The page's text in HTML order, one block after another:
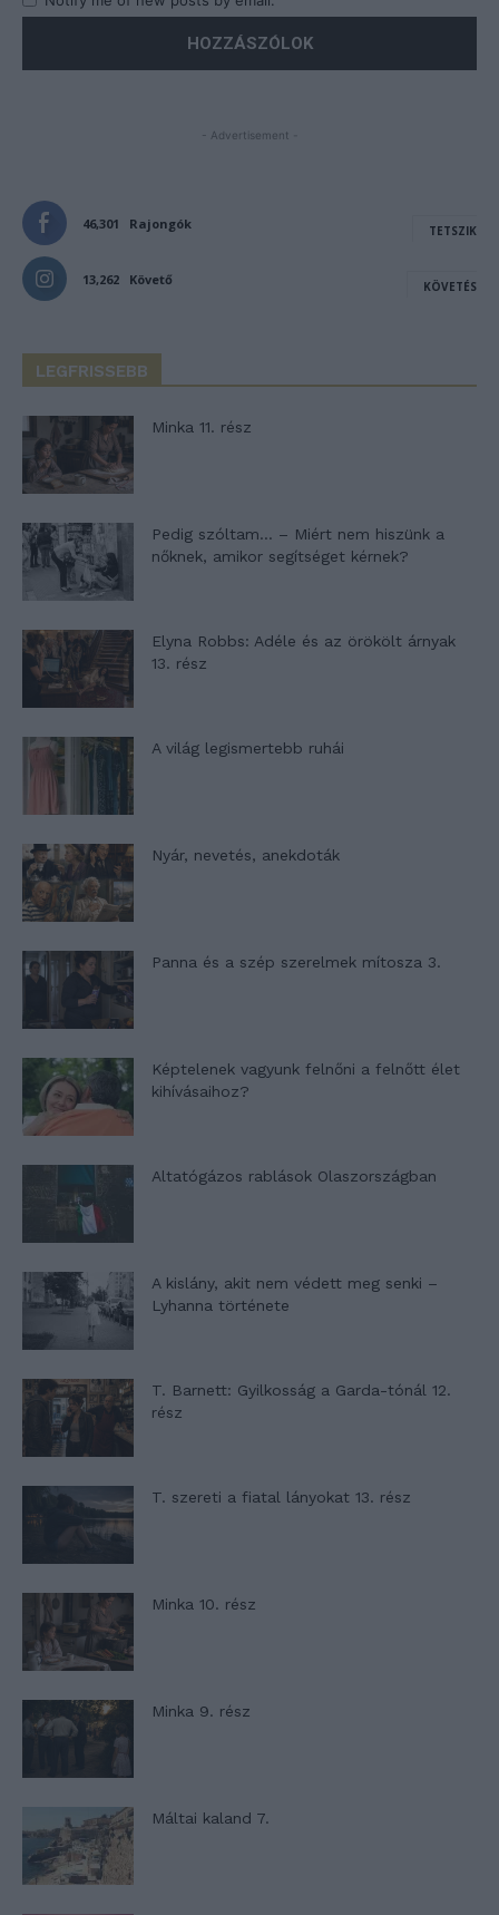
- Advertisement -
46,301 Rajongók TETSZIK
13,262 Követő KÖVETÉS
LEGFRISSEBB
Minka 11. rész
Pedig szóltam… – Miért nem hiszünk a
nőknek, amikor segítséget kérnek?
Elyna Robbs: Adéle és az örökölt árnyak
13. rész
A világ legismertebb ruhái
Nyár, nevetés, anekdoták
Panna és a szép szerelmek mítosza 3.
Képtelenek vagyunk felnőni a felnőtt élet
kihívásaihoz?
Altatógázos rablások Olaszországban
A kislány, akit nem védett meg senki –
Lyhanna története
T. Barnett: Gyilkosság a Garda-tónál 12.
rész
T. szereti a fiatal lányokat 13. rész
Minka 10. rész
Minka 9. rész
Máltai kaland 7.